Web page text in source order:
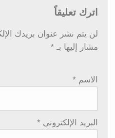
اترك تعليقاً
لن يتم نشر عنوان بريدك
مشار إليها بـ *
الاسم *
البريد الإلكتروني *